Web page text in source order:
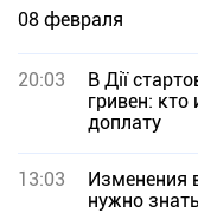
08 февраля
20:03
В Дії
гривен:
доплату
13:03
Изменения
нужно